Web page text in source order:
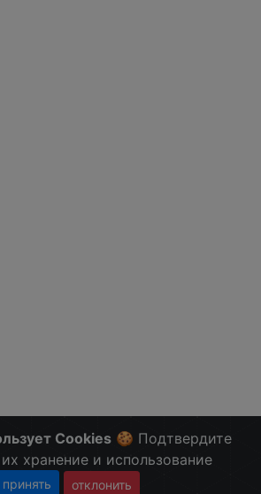
Cookies 🍪 Подтвердите
хранение и использование
принять отклонить